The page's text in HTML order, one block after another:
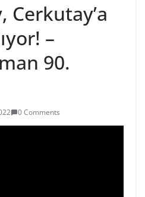
Cerkutay’a
–
90.
0 Comments